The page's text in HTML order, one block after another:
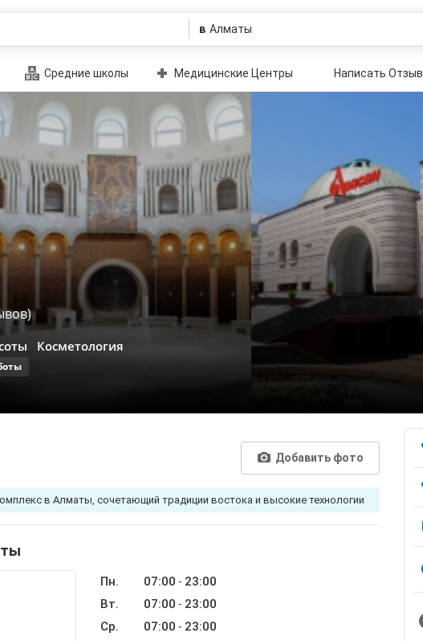
в
Средние школы Медицинские Центры Написать Отзыв
Косметология
Добавить фото
в Алматы, сочетающий традиции востока и высокие технологии
Пн. 07:00 - 23:00
Вт.
07:00 - 23:00
Ср.
07:00 - 23:00